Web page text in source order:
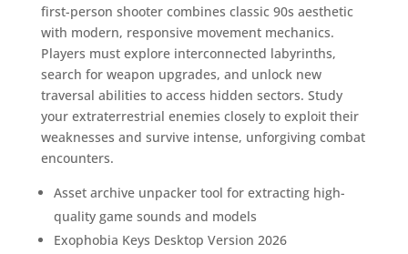
first-person shooter combines classic 90s aesthetic
with modern, responsive movement mechanics.
Players must explore interconnected labyrinths,
search for weapon upgrades, and unlock new
traversal abilities to access hidden sectors. Study
your extraterrestrial enemies closely to exploit their
weaknesses and survive intense, unforgiving combat
encounters.
Asset archive unpacker tool for extracting high-
quality game sounds and models
Exophobia Keys Desktop Version 2026